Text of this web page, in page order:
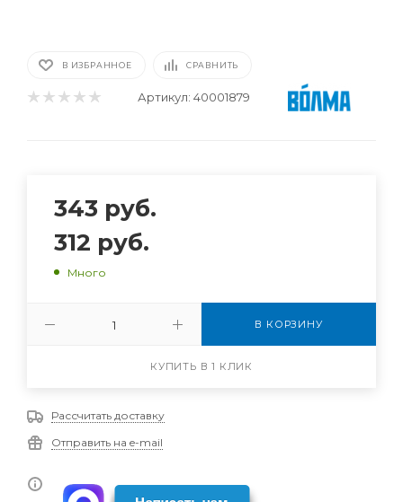
В ИЗБРАННОЕ СРАВНИТЬ
Артикул: 40001879
343 руб.
312 руб.
Много
В КОРЗИНУ
КУПИТЬ В 1 КЛИК
Рассчитать доставку
Отправить на e-mail